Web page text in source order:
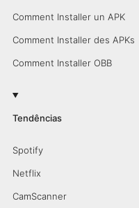
Comment Installer un APK
Comment Installer des APKs
Comment Installer OBB
Tendências
Spotify
Netflix
CamScanner